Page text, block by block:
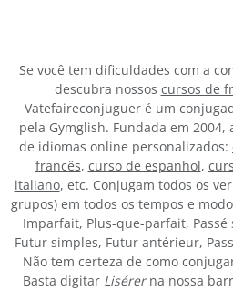
Se você tem dificuldades com a
descubra nossos cursos de
Vatefaireconjuguer é um
pela Gymglish. Fundada em 2004,
de idiomas online personalizados:
francês, curso de espanhol,
italiano, etc. Conjugam todos os
grupos) em todos os tempos e
Imparfait, Plus-que-parfait,
Futur simples, Futur antérieur,
Não tem certeza de como
Basta digitar Lisérerna nossa